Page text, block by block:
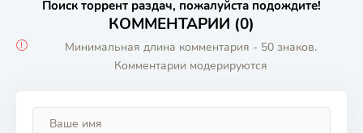
Поиск торрент раздач, пожалуйста подождите!
КОММЕНТАРИИ (0)
Минимальная длина комментария - 50 знаков.
Комментарии модерируются